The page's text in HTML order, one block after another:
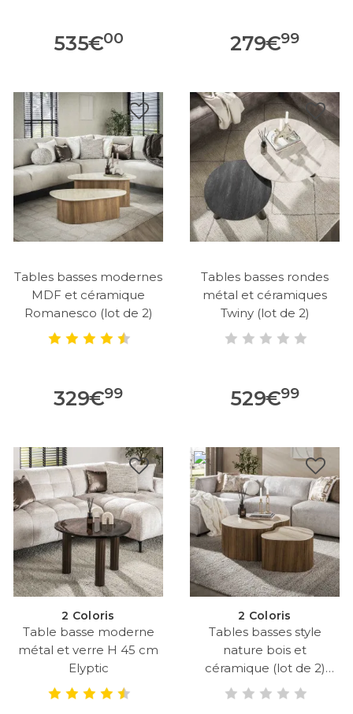
535€00 279€99
Tables basses modernes
MDF et céramique
Romanesco (lot de 2)
329€99
Tables basses rondes
métal et céramiques
Twiny (lot de 2)
529€99
2 Coloris
Table basse moderne
métal et verre H 45 cm
Elyptic
2 Coloris
Tables basses style
nature bois et
céramique (lot de 2)
Maddie